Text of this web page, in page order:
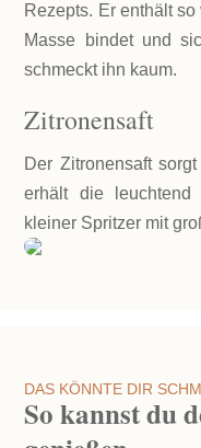
Rezepts. Er enthält
Masse bindet und
schmeckt ihn kaum.
Zitronensaft
Der Zitronensaft
erhält die
kleiner Spritzer mit
DAS KÖNNTE DIR
So kannst du